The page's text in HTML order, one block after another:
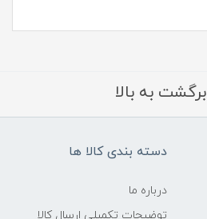
برگشت به بالا
دسته بندی کالا ها
درباره ما
توضیحات تکمیلی ارسال کالا